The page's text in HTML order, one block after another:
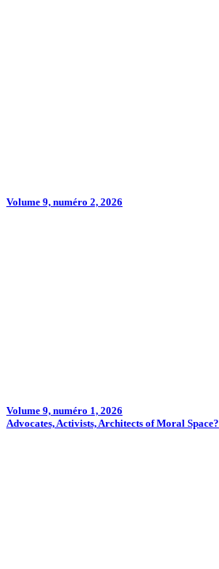
Volume 9, numéro 2, 2026
Volume 9, numéro 1, 2026
Advocates, Activists, Architects of Moral Space?